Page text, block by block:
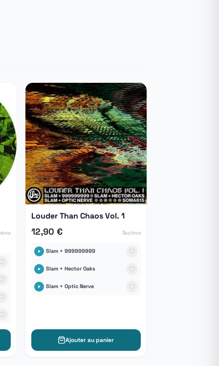
Louder Than Chaos Vol. 1
12,90 € Techno
Slam + 999999999
Slam + Hector Oaks
Slam + Optic Nerve
Ajouter au panier